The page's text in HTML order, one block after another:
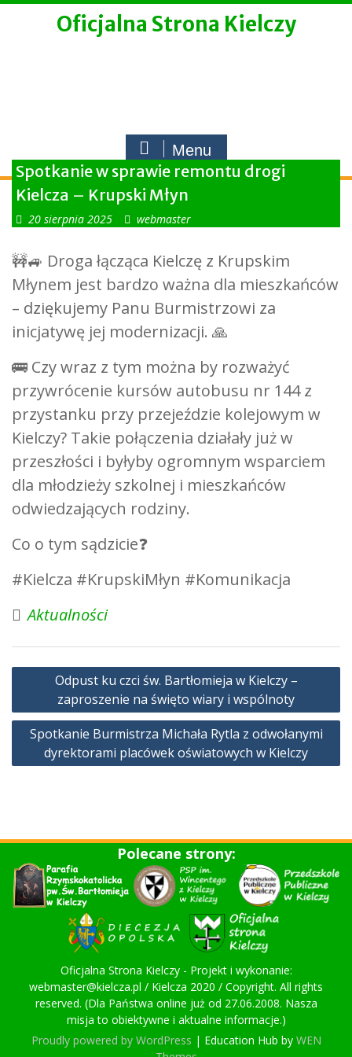
Skip
Oficjalna Strona Kielczy
Menu
Spotkanie w sprawie remontu drogi
Kielcza – Krupski Młyn
20 sierpnia 2025 webmaster
🚧🚙 Droga łącząca Kielczę z Krupskim
Młynem jest bardzo ważna dla mieszkańców
– dziękujemy Panu Burmistrzowi za
inicjatywę jej modernizacji. 🙏
🚌 Czy wraz z tym można by rozważyć
przywrócenie kursów autobusu nr 144 z
przystanku przy przejeździe kolejowym w
Kielczy? Takie połączenia działały już w
przeszłości i byłyby ogromnym wsparciem
dla młodzieży szkolnej i mieszkańców
odwiedzających rodziny.
Co o tym sądzicie❓
#Kielcza #KrupskiMłyn #Komunikacja
Aktualności
Nawigacja
Odpust ku czci św. Bartłomieja w Kielczy –
zaproszenie na święto wiary i wspólnoty
Spotkanie Burmistrza Michała Rytla z odwołanymi
dyrektorami placówek oświatowych w Kielczy
Polecane strony:
Oficjalna Strona Kielczy - Projekt i wykonanie:
webmaster@kielcza.pl / Kielcza 2020 / Copyright. All rights
reserved. (Dla Państwa online już od 27.06.2008. Nasza
misja to obiektywne i aktualne informacje.)
Proudly powered by WordPress | Education Hub by WEN